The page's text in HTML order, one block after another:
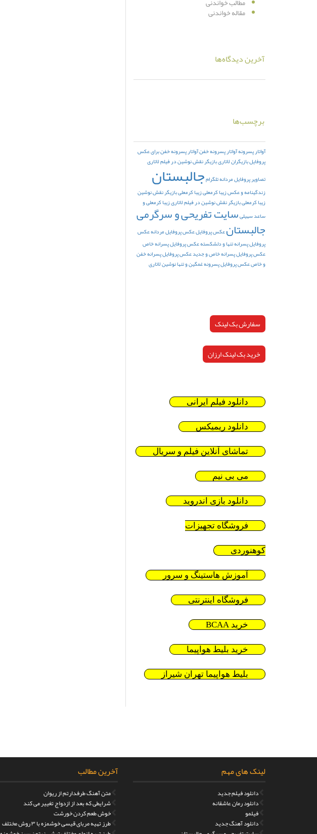
مقاله خواندنی
آخرین دیدگاه‌ها
برچسب‌ها
آواتار پسرونهآواتار پسرونه خفنآواتار پسرونه خفن برای عکس
پروفایلبازیگران لاتاریبازیگر نقش نوشین در فیلم لاتاری
تصاویر پروفایل مردانه تلگرامجالبستان
زندگینامه و عکس زیبا کرمعلیزیبا کرمعلی بازیگر نقش نوشین
زیبا کرمعلی بازیگر نقش نوشین در فیلم لاتاریزیبا کرمعلی و
ساعد سهیلیسایت تفریحی و سرگرمی
جالبستانعکس پروفایلعکس پروفایل مردانهعکس
پروفایل پسرانه تنها و دلشکستهعکس پروفایل پسرانه خاص
عکس پروفایل پسرانه خاص و جدیدعکس پروفایل پسرانه خفن
و خاصعکس پروفایل پسرونه غمگین و تنهانوشین لاتاری
سفارش بک لینک
خرید بک لینک ارزان
دانلود فیلم ایرانی
دانلود ریمیکس
تماشای آنلاین فیلم و سریال
می بی نیم
دانلود بازی اندروید
فروشگاه تجهیزات
کوهنوردی
آموزش هاستینگ و سرور
فروشگاه اینترنتی
خرید BCAA
خرید بلیط هواپیما
بلیط هواپیما تهران شیراز
لینک های مهم
دانلود فیلم جدید
دانلود رمان عاشقانه
فیلمو
دانلود آهنگ جدید
آخرین مطالب
متن آهنگ طرفدارتم از ریوان
شرایطی که بعد از ازدواج تغییر می کند
خوش طعم کردن خورشت
طرز تهیه مربای قیسی خوشمزه با ۳ روش مختلف